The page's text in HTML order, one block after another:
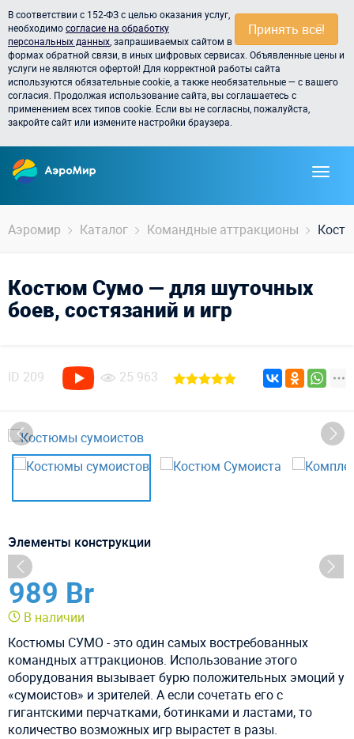
Принять всё!
В соответствии с 152-ФЗ с целью оказания услуг,
необходимосогласие на обработку
персональных данных , запрашиваемых сайтом в
формах обратной связи, в иных цифровых сервисах. Объявленные цены и
услуги не являются офертой! Для корректной работы сайта
используются обязательные cookie, а также необязательные — с вашего
согласия. Продолжая использование сайта, вы соглашаетесь с
применением всех типов cookie. Если вы не согласны, пожалуйста,
закройте сайт или измените настройки браузера.
Аэромир Каталог Командные аттракционы
Костюм Сумо — для шуточных
боев, состязаний и игр
ID 209 25 963
Элементы конструкции
989 Br
В наличии
Костюмы СУМО - это один самых востребованных
командных аттракционов. Использование этого
оборудования вызывает бурю положительных эмоций у
«сумоистов» и зрителей. А если сочетать его с
гигантскими перчатками, ботинками и ластами, то
количество возможных игр вырастет в разы.